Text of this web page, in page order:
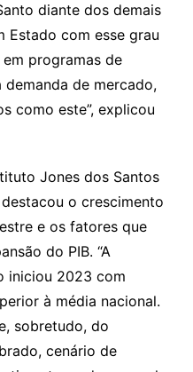
diante dos demais
Estado com esse grau
programas de
de mercado,
como este”, explicou
Jones dos Santos
o crescimento
e os fatores que
do PIB. “A
iniciou 2023 com
à média nacional.
sobretudo, do
cenário de